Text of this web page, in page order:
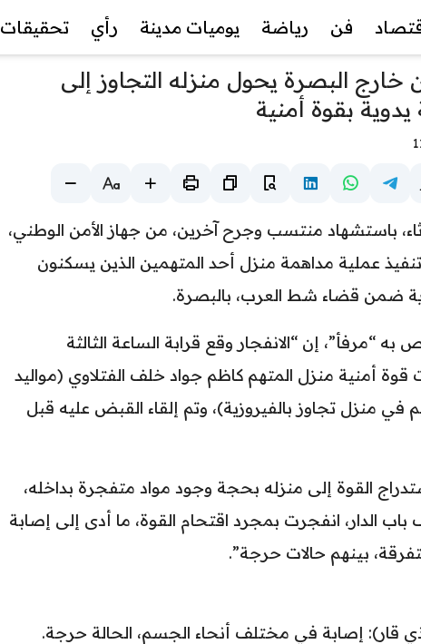
فن رياضة يوميات مدينة رأي تحقيقات
البصرة يحول منزله التجاوز إلى
بقوة أمنية
باستشهاد منتسب وجرح آخرين، من جهاز الأمن الوطني،
تنفيذ عملية مداهمة منزل أحد المتهمين الذين يسكنون
ضمن قضاء شط العرب، بالبصرة.
إن “الانفجار وقع قرابة الساعة الثالثة
أمنية منزل المتهم كاظم جواد خلف الفتلاوي (مواليد
في منزل تجاوز بالفيروزية)، وتم إلقاء القبض عليه قبل
القوة إلى منزله بحجة وجود مواد متفجرة بداخله،
باب الدار، انفجرت بمجرد اقتحام القوة، ما أدى إلى إصابة
بينهم حالات حرجة”.